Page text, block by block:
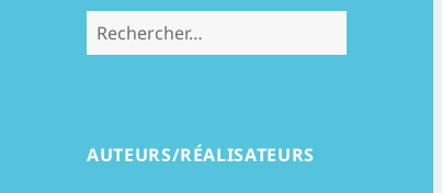
Rechercher :
AUTEURS/RÉALISATEURS